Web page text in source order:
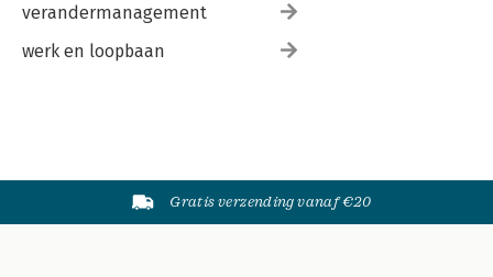
verandermanagement
werk en loopbaan
Gratis verzending vanaf €20